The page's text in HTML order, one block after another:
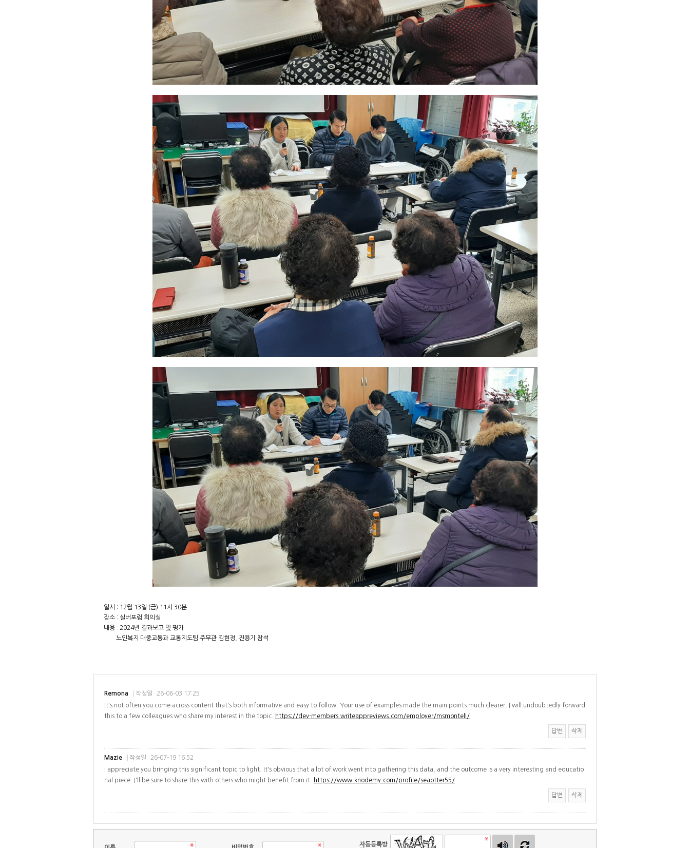
일시 : 12월 13일 (금) 11시 30분
장소 : 실버포럼 회의실
내용 : 2024년 결과보고 및 평가
노인복지 대중교통과 교통지도팀 주무관 김현정, 진용기 참석
Remona 작성일
26-06-03 17:25
It's not often you come across content that's both informative and easy to follow. Your use of examples made the main points much clearer. I will undoubtedly forward
this to a few colleagues who share my interest in the topic.
https://dev-members.writeappreviews.com/employer/msmontell/
답변 삭제
Mazie 작성일
26-07-19 16:52
I appreciate you bringing this significant topic to light. It's obvious that a lot of work went into gathering this data, and the outcome is a very interesting and educatio
nal piece. I'll be sure to share this with others who might benefit from it.
https://www.knodemy.com/profile/seaotter55/
답변 삭제
자동등록방
숫자음성듣기